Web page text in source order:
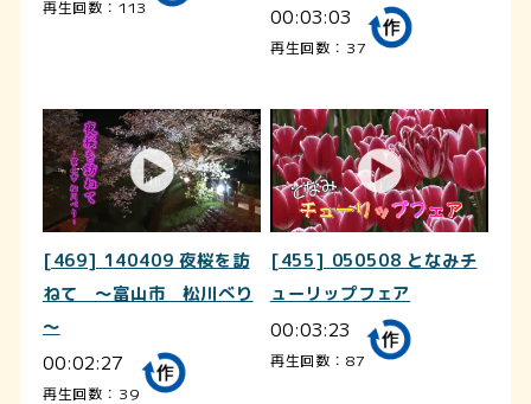
再生回数：113 00:03:03
再生回数：37
[469] 140409 夜桜を訪
ねて ～富山市 松川べり
～
00:02:27
再生回数：39
[455] 050508 となみチ
ューリップフェア
00:03:23
再生回数：87